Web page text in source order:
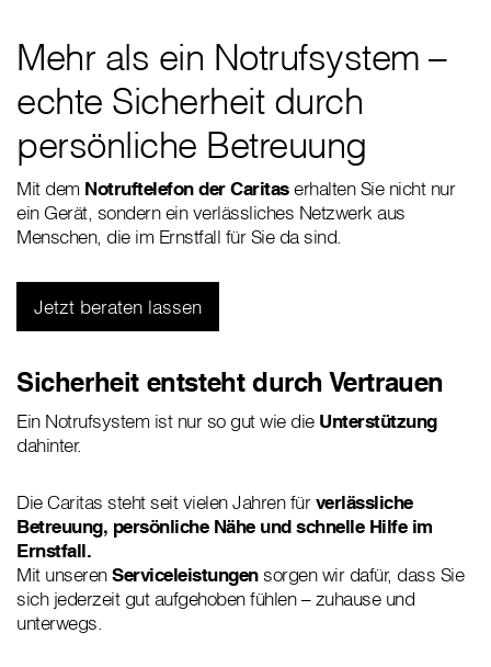
Mehr als ein Notrufsystem –
echte Sicherheit durch
persönliche Betreuung
Mit dem Notruftelefon der Caritaserhalten Sie nicht nur
ein Gerät, sondern ein verlässliches Netzwerk aus
Menschen, die im Ernstfall für Sie da sind.
Jetzt beraten lassen
Sicherheit entsteht durch Vertrauen
Ein Notrufsystem ist nur so gut wie die Unterstützung
dahinter.
Die Caritas steht seit vielen Jahren fürverlässliche
Betreuung, persönliche Nähe und schnelle Hilfe im
Ernstfall.
Mit unserenServiceleistungensorgen wir dafür, dass Sie
sich jederzeit gut aufgehoben fühlen – zuhause und
unterwegs.